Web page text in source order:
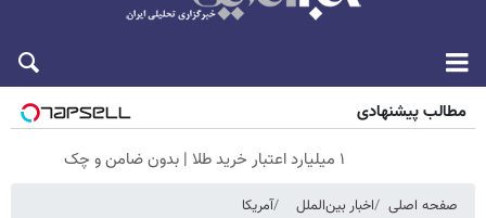
مطالب پیشنهادی
۱ میلیارد اعتبار خرید طلا | بدون ضامن و چک
صفحه اصلی اخبار بین‌الملل آمریکا